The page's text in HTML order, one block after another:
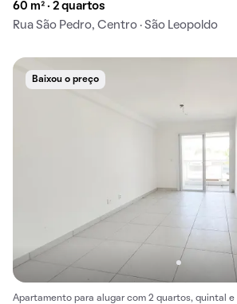
60 m² · 2 quartos
Rua São Pedro, Centro · São Leopoldo
Baixou o preço
Apartamento para alugar com 2 quartos, quintal e